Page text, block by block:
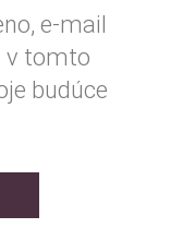
e-mail
v tomto
budúce